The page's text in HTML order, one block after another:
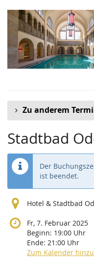
Zum
Haupt-
Inhalt
springen
Zu anderem
Stadtbad
Der
ist beendet.
Hotel & Stadtbad
Fr, 7. Februar 2025
Beginn: 19:00 Uhr
Ende: 21:00 Uhr
Zum Kalender